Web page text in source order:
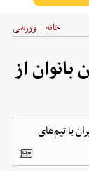
خانه | ورزشی
از
با تیم‌های